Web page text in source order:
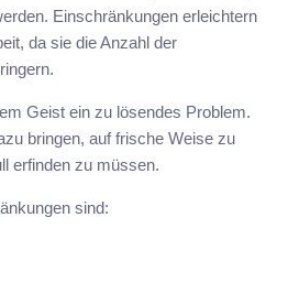
Einschränkungen erleichtern
da sie die Anzahl der
Geist ein zu lösendes Problem.
bringen, auf frische Weise zu
erfinden zu müssen.
sind: